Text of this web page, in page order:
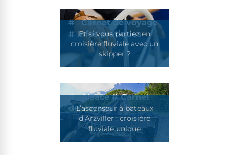
Carnet de voyage
# Infos pratiques
Et si vous partiez en
croisière fluviale avec un
skipper ?
Alsace#Carnet
de voyage
L’ascenseur à bateaux
d’Arzviller : croisière
fluviale unique